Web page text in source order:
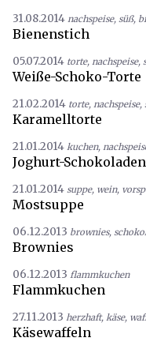
31.08.2014 nachspeise, süß,
Bienenstich
05.07.2014 torte, nachspeise,
Weiße-Schoko-Torte
21.02.2014 torte, nachspeise,
Karamelltorte
21.01.2014 kuchen,
Joghurt-
21.01.2014 suppe, wein,
Mostsuppe
06.12.2013 brownies,
Brownies
06.12.2013 flammkuchen
Flammkuchen
27.11.2013 herzhaft, käse,
Käsewaffeln